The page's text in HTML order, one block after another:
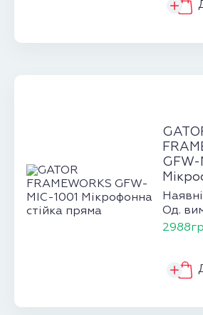
GFW-
пряма
Од.